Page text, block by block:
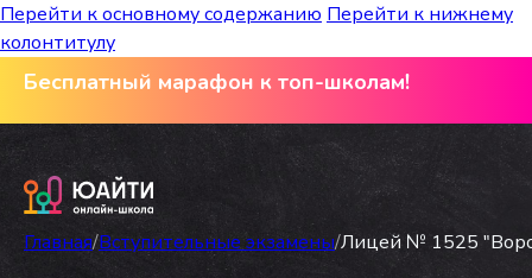
Перейти к основному содержанию Перейти к нижнему
колонтитулу
Бесплатный марафон к топ-школам!
Главная/Вступительные экзамены/Лицей № 1525